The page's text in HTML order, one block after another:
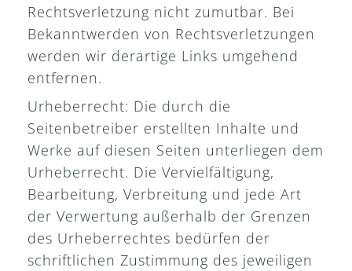
Rechtsverletzung nicht zumutbar. Bei
Bekanntwerden von Rechtsverletzungen
werden wir derartige Links umgehend
entfernen.
Urheberrecht: Die durch die
Seitenbetreiber erstellten Inhalte und
Werke auf diesen Seiten unterliegen dem
Urheberrecht. Die Vervielfältigung,
Bearbeitung, Verbreitung und jede Art
der Verwertung außerhalb der Grenzen
des Urheberrechtes bedürfen der
schriftlichen Zustimmung des jeweiligen